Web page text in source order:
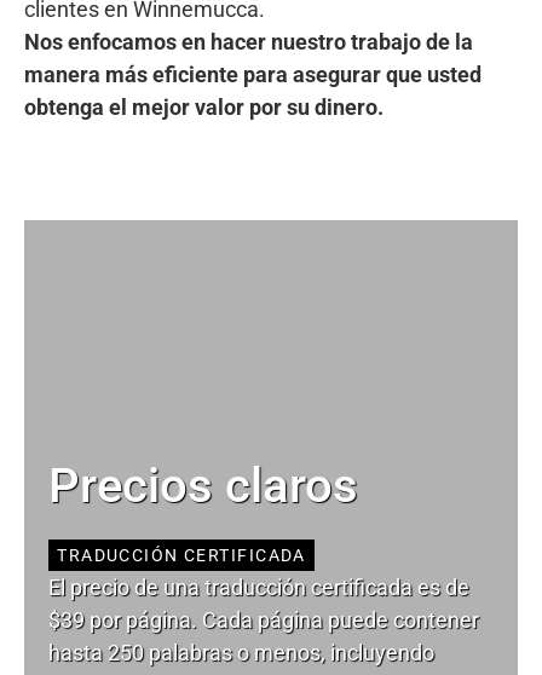
clientes en Winnemucca.
Nos enfocamos en hacer nuestro trabajo de la
manera más eficiente para asegurar que usted
obtenga el mejor valor por su dinero.
Precios claros
TRADUCCIÓN CERTIFICADA
El precio de una traducción certificada es de
$39 por página. Cada página puede contener
hasta 250 palabras o menos, incluyendo